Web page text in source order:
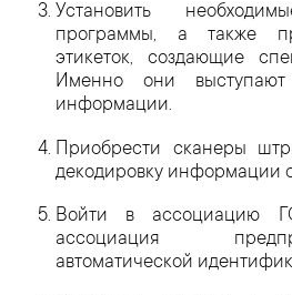
Установить
программы, а также
этикеток, создающие
Именно они
информации.
Приобрести сканеры
декодировку информации
Войти в ассоциацию
ассоциация
автоматической